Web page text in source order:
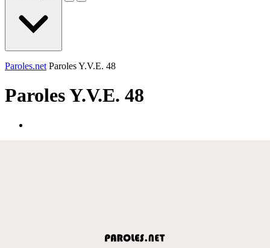
Paroles.net Paroles Y.V.E. 48
ParolesY.V.E. 48